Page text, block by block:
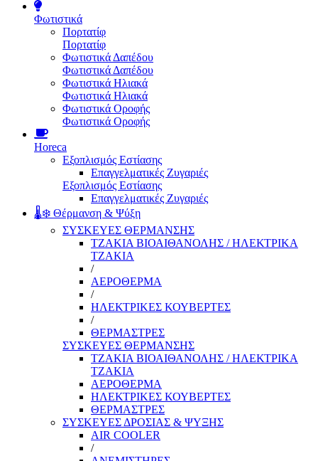
Φωτιστικά
Πορτατίφ
Πορτατίφ
Φωτιστικά Δαπέδου
Φωτιστικά Δαπέδου
Φωτιστικά Ηλιακά
Φωτιστικά Ηλιακά
Φωτιστικά Οροφής
Φωτιστικά Οροφής
Horeca
Εξοπλισμός Εστίασης
Επαγγελματικές Ζυγαριές
Εξοπλισμός Εστίασης
Επαγγελματικές Ζυγαριές
🌡️❄️ Θέρμανση & Ψύξη
ΣΥΣΚΕΥΕΣ ΘΕΡΜΑΝΣΗΣ
ΤΖΑΚΙΑ ΒΙΟΑΙΘΑΝΟΛΗΣ / ΗΛΕΚΤΡΙΚΑ
ΤΖΑΚΙΑ
/
ΑΕΡΟΘΕΡΜΑ
/
ΗΛΕΚΤΡΙΚΕΣ ΚΟΥΒΕΡΤΕΣ
/
ΘΕΡΜΑΣΤΡΕΣ
ΣΥΣΚΕΥΕΣ ΘΕΡΜΑΝΣΗΣ
ΤΖΑΚΙΑ ΒΙΟΑΙΘΑΝΟΛΗΣ / ΗΛΕΚΤΡΙΚΑ
ΤΖΑΚΙΑ
ΑΕΡΟΘΕΡΜΑ
ΗΛΕΚΤΡΙΚΕΣ ΚΟΥΒΕΡΤΕΣ
ΘΕΡΜΑΣΤΡΕΣ
ΣΥΣΚΕΥΕΣ ΔΡΟΣΙΑΣ & ΨΥΞΗΣ
AIR COOLER
/